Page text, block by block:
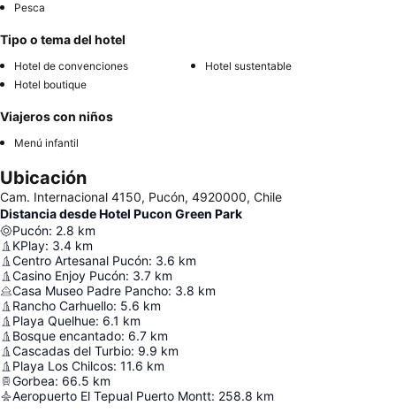
Pesca
Tipo o tema del hotel
Hotel de convenciones
Hotel sustentable
Hotel boutique
Viajeros con niños
Menú infantil
Ubicación
Cam. Internacional 4150, Pucón, 4920000, Chile
Distancia desde Hotel Pucon Green Park
Pucón: 2.8 km
KPlay: 3.4 km
Centro Artesanal Pucón: 3.6 km
Casino Enjoy Pucón: 3.7 km
Casa Museo Padre Pancho: 3.8 km
Rancho Carhuello: 5.6 km
Playa Quelhue: 6.1 km
Bosque encantado: 6.7 km
Cascadas del Turbio: 9.9 km
Playa Los Chilcos: 11.6 km
Gorbea: 66.5 km
Aeropuerto El Tepual Puerto Montt: 258.8 km